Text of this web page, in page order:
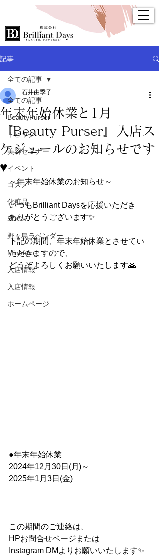
記事
全ての記事
BeautyPurser
トピック
美容セミナー
イベント
コスメ
化粧品
SDGs
野々島ラベンダー
Mineeco
入店情報
入店情報
ホームページ
全ての記事
年末年始休業と1月
『Beauty Purser』入店ス
ケジュールのお知らせです
♥
石井由季子
～年末年始休業のお知らせ～
いつもBrilliant Daysを応援いただき
ありがとうございます✨
下記の期間、年末年始休業とさせてい
ただきますので、
どうぞよろしくお願いいたします🙇
●年末年始休業
2024年12月30日(月)～
2025年1月3日(金)
この期間のご連絡は、
HPお問合せページまたは
Instagram DMよりお願いいたします✨